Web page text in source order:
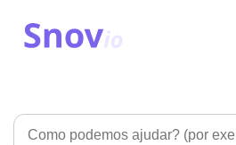
Pesquisar